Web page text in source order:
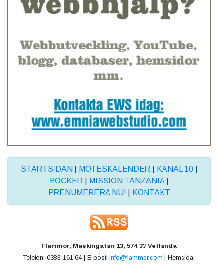
STARTSIDAN MÖTESKALENDER KANAL 10|
BÖCKER
MISSION TANZANIA|
PRENUMERERA NU!
KONTAKT
Flammor, Maskingatan 13, 574 33 Vetlanda
Telefon: 0383-161 64 | E-post: info@flammor.com | Hemsida: